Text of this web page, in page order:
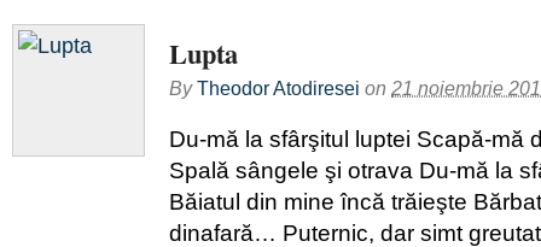
Lupta
ByTheodor Atodiresei on 21 noiembrie
Du-mă la sfârşitul luptei Scapă-mă
Spală sângele şi otrava Du-mă la
Băiatul din mine încă trăieşte
dinafară… Puternic, dar simt